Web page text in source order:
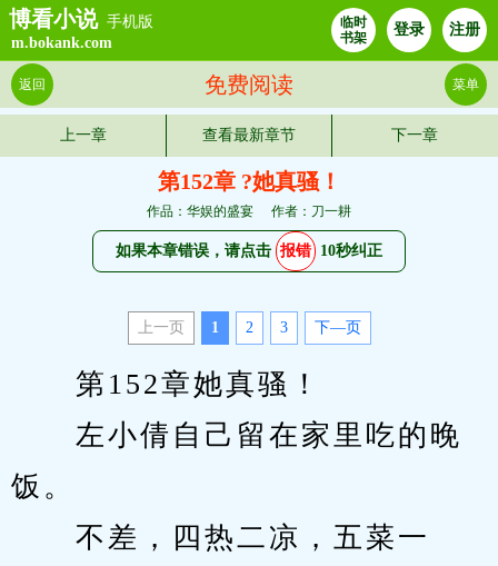
博看小说 手机版
m.bokank.com
临时
书架
登录 注册
免费阅读
返回 菜单
上一章 查看最新章节 下一章
第152章 ?她真骚！
作品：华娱的盛宴 作者：刀一耕
如果本章错误，请点击 报错 10秒纠正
上一页 1 2 3 下—页
第152章她真骚！
左小倩自己留在家里吃的晚
饭。
不差，四热二凉，五菜一